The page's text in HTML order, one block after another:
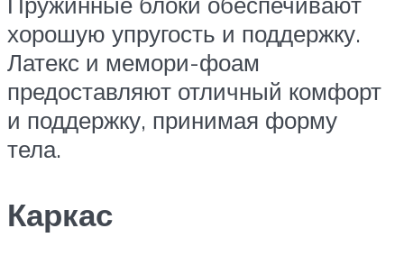
хорошую упругость и поддержку.
Латекс и мемори-фоам
предоставляют отличный комфорт
и поддержку, принимая форму
тела.
Каркас